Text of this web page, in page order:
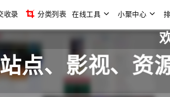
收录 分类列表 在线工具 小聚中心
欢迎光
点、影视、资